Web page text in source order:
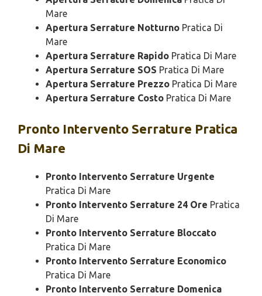
Mare
Apertura Serrature Notturno Pratica Di
Mare
Apertura Serrature Rapido Pratica Di Mare
Apertura Serrature SOS Pratica Di Mare
Apertura Serrature Prezzo Pratica Di Mare
Apertura Serrature Costo Pratica Di Mare
Pronto Intervento Serrature Pratica
Di Mare
Pronto Intervento Serrature Urgente
Pratica Di Mare
Pronto Intervento Serrature 24 Ore Pratica
Di Mare
Pronto Intervento Serrature Bloccato
Pratica Di Mare
Pronto Intervento Serrature Economico
Pratica Di Mare
Pronto Intervento Serrature Domenica